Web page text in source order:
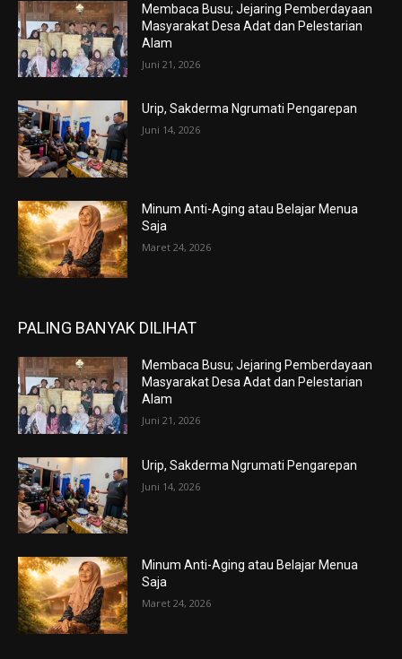
Membaca Busu; Jejaring Pemberdayaan
Masyarakat Desa Adat dan Pelestarian
Alam
Juni 21, 2026
Urip, Sakderma Ngrumati Pengarepan
Juni 14, 2026
Minum Anti-Aging atau Belajar Menua
Saja
Maret 24, 2026
PALING BANYAK DILIHAT
Membaca Busu; Jejaring Pemberdayaan
Masyarakat Desa Adat dan Pelestarian
Alam
Juni 21, 2026
Urip, Sakderma Ngrumati Pengarepan
Juni 14, 2026
Minum Anti-Aging atau Belajar Menua
Saja
Maret 24, 2026